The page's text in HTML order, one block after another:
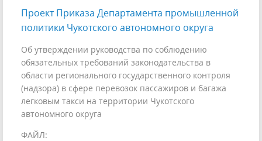
Проект Приказа Департамента промышленной
политики Чукотского автономного округа
Об утверждении руководства по соблюдению
обязательных требований законодательства в
области регионального государственного контроля
(надзора) в сфере перевозок пассажиров и багажа
легковым такси на территории Чукотского
автономного округа
ФАЙЛ: